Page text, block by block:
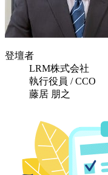
登壇者
LRM株式会社
執行役員 / CCO
藤居 朋之